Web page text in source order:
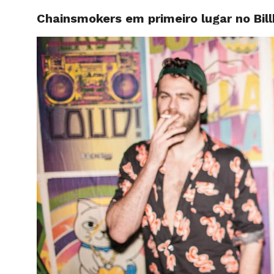
HOME
Chainsmokers em primeiro lugar no